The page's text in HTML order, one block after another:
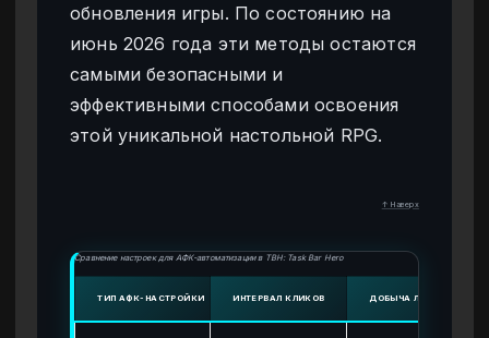
обновления игры. По состоянию на
июнь 2026 года эти методы остаются
самыми безопасными и
эффективными способами освоения
этой уникальной настольной RPG.
↑ Наверх
Сравнение настроек для АФК-автоматизации в TBH: Task Bar Hero
ТИП АФК-НАСТРОЙКИ ИНТЕРВАЛ КЛИКОВ ДОБЫЧА ЛЕГЕНДАРНЫХ